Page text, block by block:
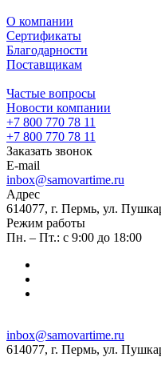
О компании
Сертификаты
Благодарности
Поставщикам
Частые вопросы
Новости компании
+7 800 770 78 11
+7 800 770 78 11
Заказать звонок
E-mail
inbox@samovartime.ru
Адрес
614077, г. Пермь, ул.
Режим работы
Пн. – Пт.: с 9:00 до 18:00
inbox@samovartime.ru
614077, г. Пермь, ул.